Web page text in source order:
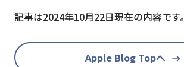
記事は2024年10月22日現在の内容です。
Apple Blog Topへ